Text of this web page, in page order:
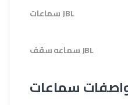
سماعات JBL
سماعه سقف JBL